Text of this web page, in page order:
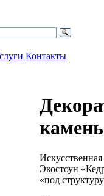
Контакты
Экостоун
«под